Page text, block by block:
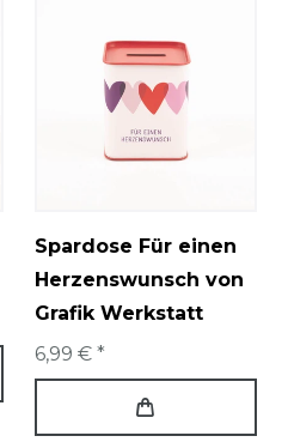
Spardose Für einen
Herzenswunsch von
Grafik Werkstatt
6,99 € *